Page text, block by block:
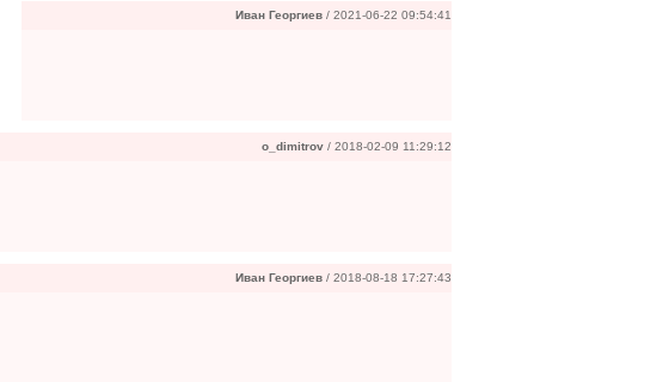
Иван Георгиев / 2021-06-22 09:54:41
o_dimitrov / 2018-02-09 11:29:12
Иван Георгиев / 2018-08-18 17:27:43